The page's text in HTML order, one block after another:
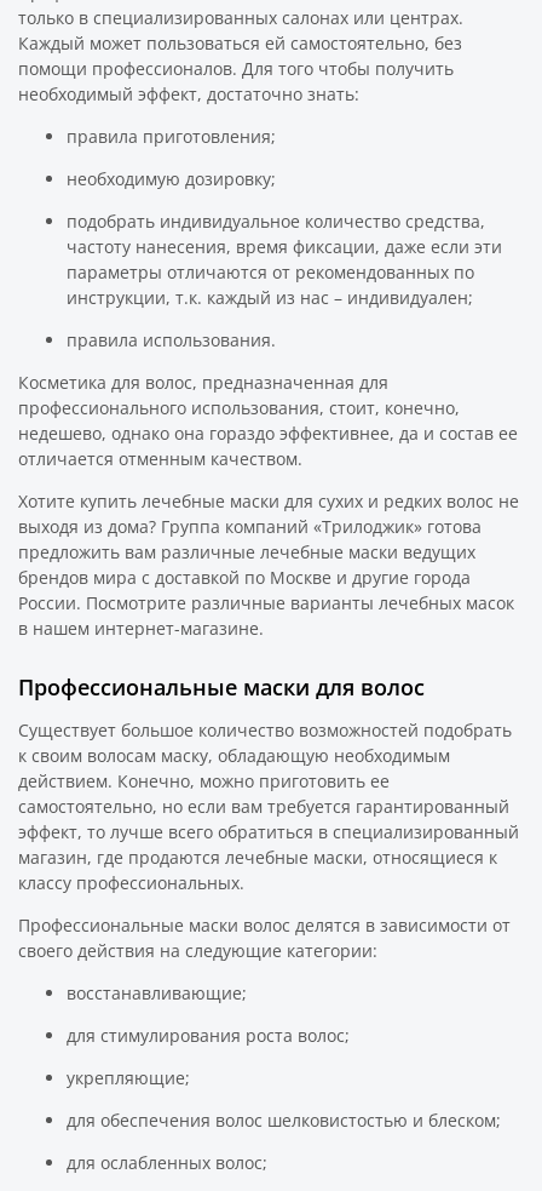
только в специализированных салонах или центрах.
Каждый может пользоваться ей самостоятельно, без
помощи профессионалов. Для того чтобы получить
необходимый эффект, достаточно знать:
правила приготовления;
необходимую дозировку;
подобрать индивидуальное количество средства,
частоту нанесения, время фиксации, даже если эти
параметры отличаются от рекомендованных по
инструкции, т.к. каждый из нас – индивидуален;
правила использования.
Косметика для волос, предназначенная для
профессионального использования, стоит, конечно,
недешево, однако она гораздо эффективнее, да и состав ее
отличается отменным качеством.
Хотите купить лечебные маски для сухих и редких волос не
выходя из дома? Группа компаний «Трилоджик» готова
предложить вам различные лечебные маски ведущих
брендов мира с доставкой по Москве и другие города
России. Посмотрите различные варианты лечебных масок
в нашем интернет-магазине.
Профессиональные маски для волос
Существует большое количество возможностей подобрать
к своим волосам маску, обладающую необходимым
действием. Конечно, можно приготовить ее
самостоятельно, но если вам требуется гарантированный
эффект, то лучше всего обратиться в специализированный
магазин, где продаются лечебные маски, относящиеся к
классу профессиональных.
Профессиональные маски волос делятся в зависимости от
своего действия на следующие категории:
восстанавливающие;
для стимулирования роста волос;
укрепляющие;
для обеспечения волос шелковистостью и блеском;
для ослабленных волос;